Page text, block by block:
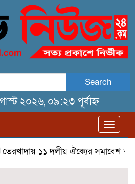
Search
২০২৬, ০৯:২৩ পূর্বাহ্ন
১১ দলীয় ঐক্যের সমাবেশ ও গণ